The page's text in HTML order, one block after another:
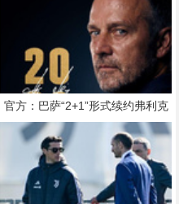
官方：巴萨“2+1”形式续约弗利克